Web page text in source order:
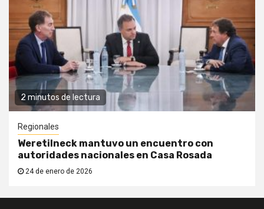
2 minutos de lectura
Regionales
Weretilneck mantuvo un encuentro con
autoridades nacionales en Casa Rosada
24 de enero de 2026